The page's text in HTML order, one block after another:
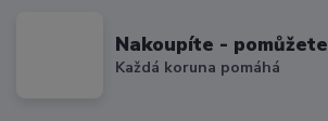
Nakoupíte - pomůžete
Každá koruna pomáhá